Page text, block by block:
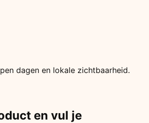
dagen en lokale zichtbaarheid.
en vul je